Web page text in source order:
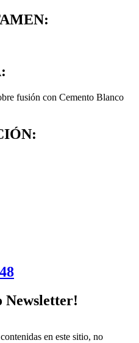
fusión con Cemento Blanco
Newsletter!
en este sitio, no